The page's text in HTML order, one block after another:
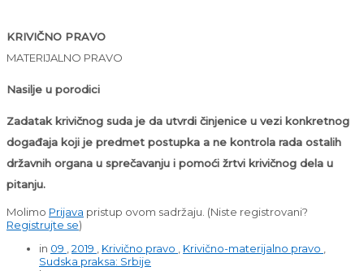
KRIVIČNO PRAVO
MATERIJALNO PRAVO
Nasilje u porodici
Zadatak krivičnog suda je da utvrdi činjenice u vezi konkretnog
događaja koji je predmet postupka a ne kontrola rada ostalih
državnih organa u sprečavanju i pomoći žrtvi krivičnog dela u
pitanju.
Molimo Prijava pristup ovom sadržaju. (Niste registrovani?
Registrujte se)
in 09 2019 Krivično pravo Krivično-materijalno pravo
Sudska praksa: Srbije